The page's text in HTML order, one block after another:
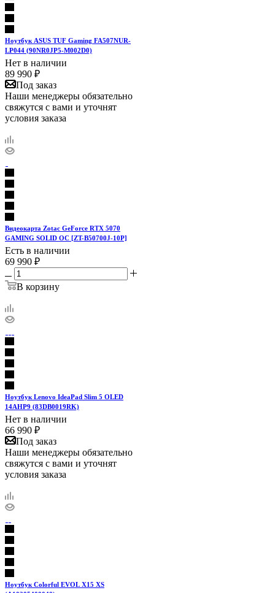
Ноутбук ASUS TUF Gaming FA507NUR-
LP044 (90NR0JP5-M002D0)
Нет в наличии
89 990 ₽
Под заказ
Наши менеджеры обязательно
свяжутся с вами и уточнят
условия заказа
Видеокарта Zotac GeForce RTX 5070
GAMING SOLID OC [ZT-B50700J-10P]
Есть в наличии
69 990 ₽
В корзину
Ноутбук Lenovo IdeaPad Slim 5 OLED
14AHP9 (83DB0019RK)
Нет в наличии
66 990 ₽
Под заказ
Наши менеджеры обязательно
свяжутся с вами и уточнят
условия заказа
Ноутбук Colorful EVOL X15 XS